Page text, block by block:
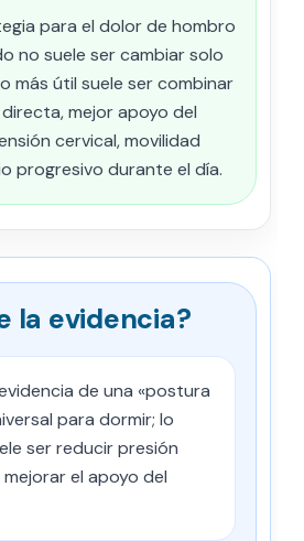
para el dolor de hombro
no suele ser cambiar solo
más útil suele ser combinar
mejor apoyo del
cervical, movilidad
progresivo durante el día.
la evidencia?
de una «postura
para dormir; lo
ser reducir presión
el apoyo del